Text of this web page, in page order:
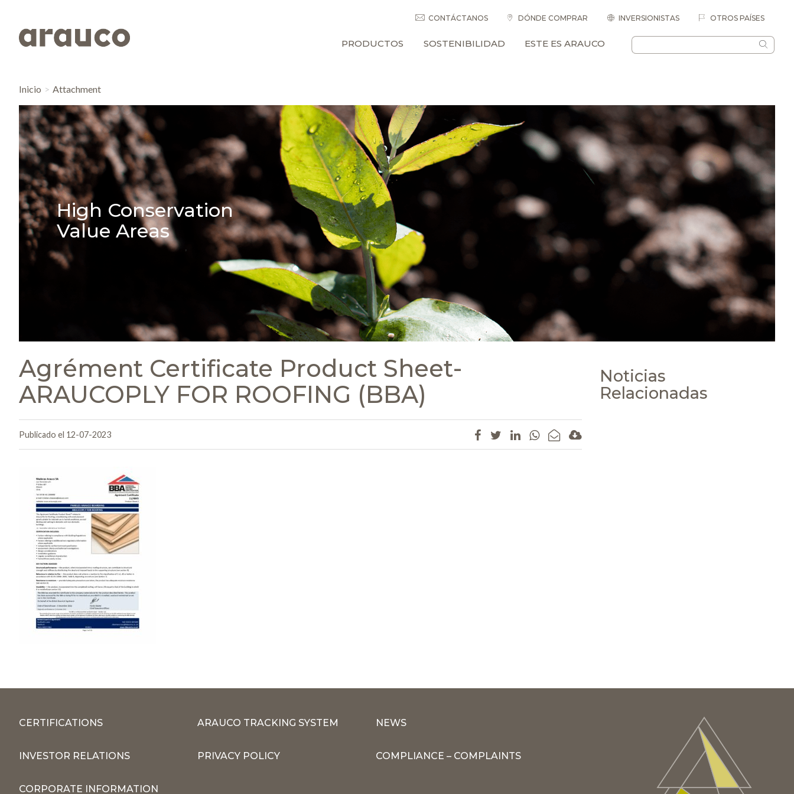
CONTÁCTANOS DÓNDE COMPRAR INVERSIONISTAS OTROS PAÍSES
PRODUCTOS SOSTENIBILIDAD ESTE ES ARAUCO
Inicio Attachment
High Conservation
Value Areas
Agrément Certificate Product Sheet-
ARAUCOPLY FOR ROOFING (BBA)
Publicado el 12-07-2023
Noticias
Relacionadas
CERTIFICATIONS ARAUCO TRACKING SYSTEM NEWS
INVESTOR RELATIONS PRIVACY POLICY COMPLIANCE – COMPLAINTS
CORPORATE INFORMATION